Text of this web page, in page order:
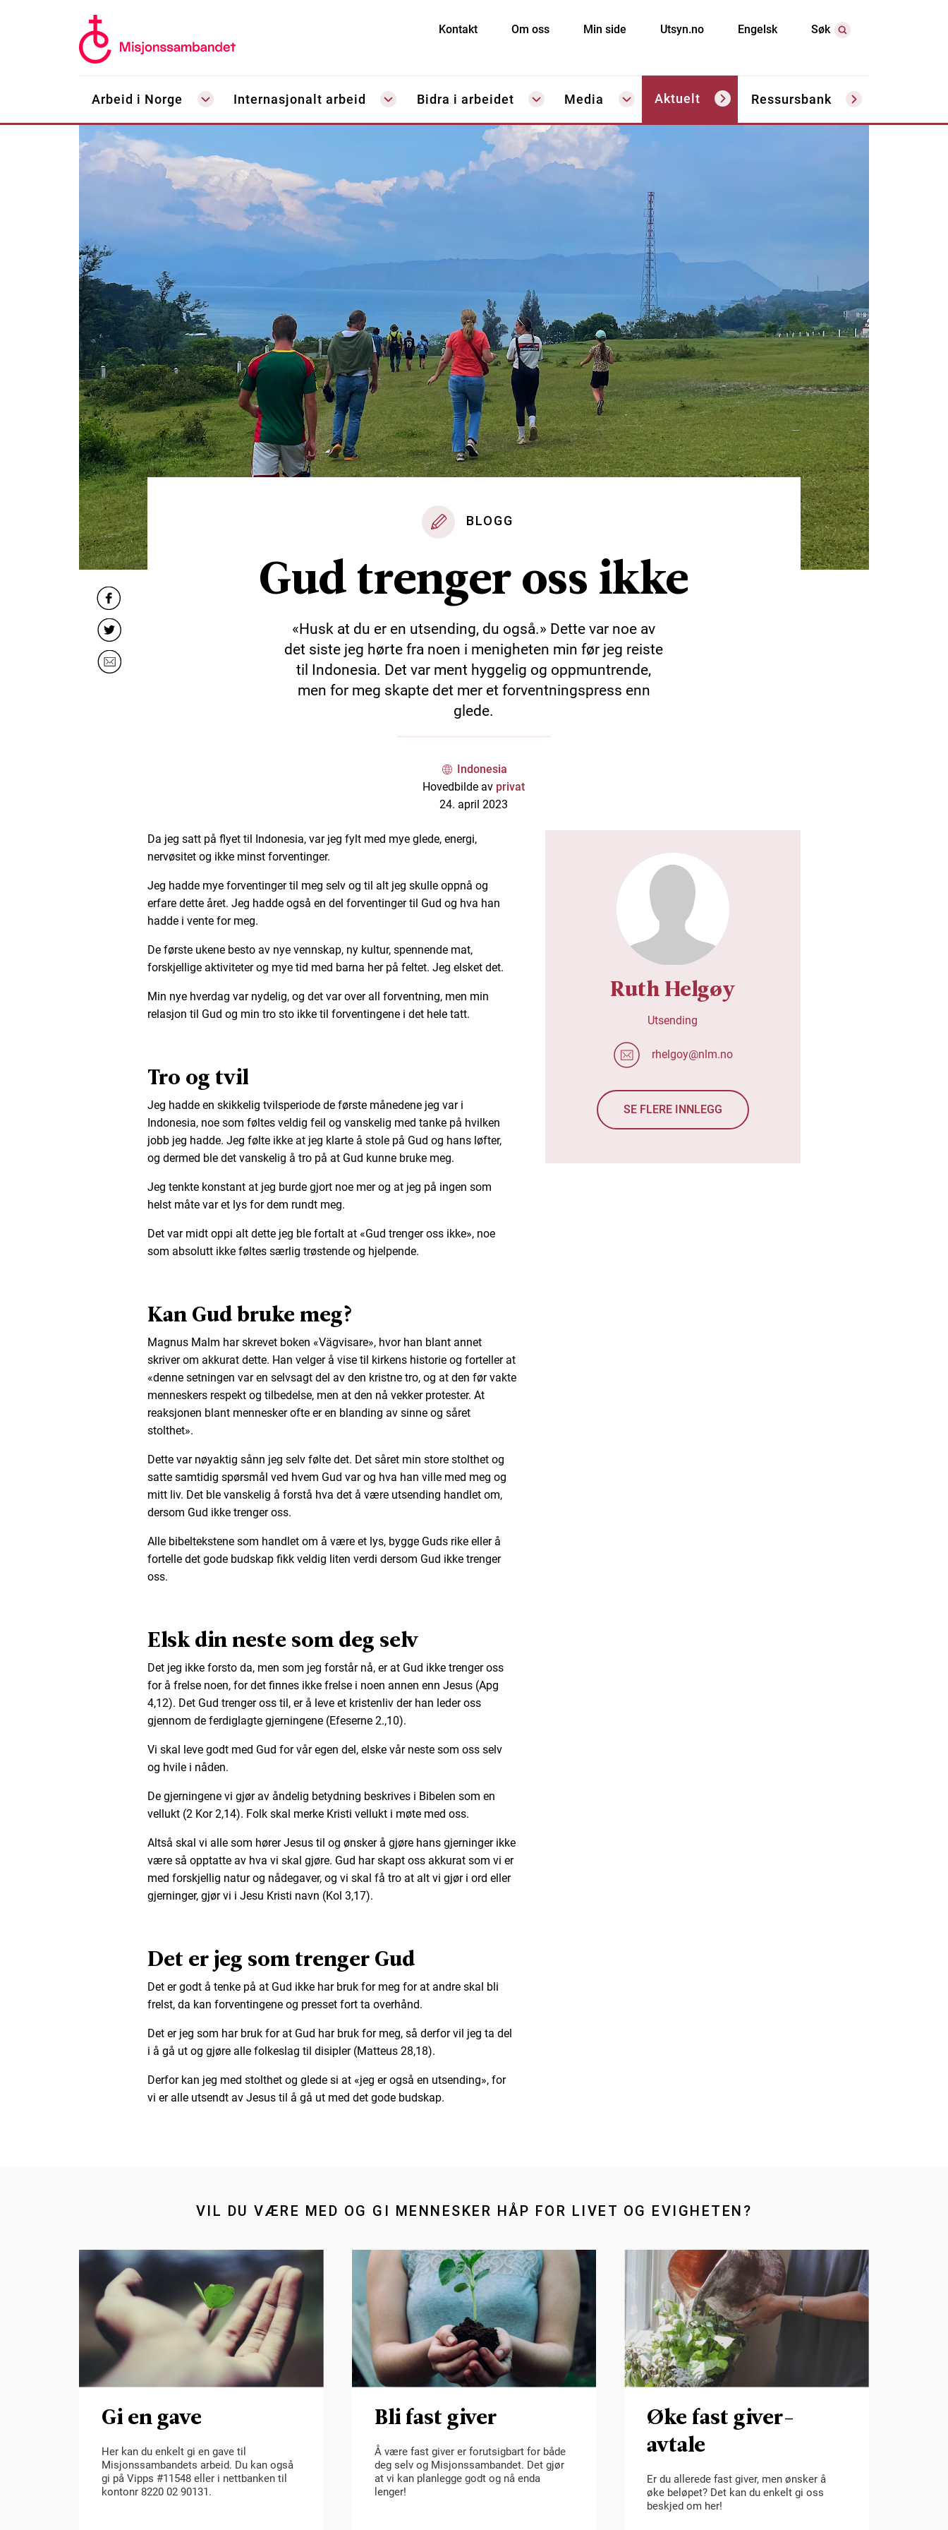
Kontakt Om oss Min side Utsyn.no Engelsk Søk
Arbeid i Norge Internasjonalt arbeid Bidra i arbeidet Media Aktuelt Ressursbank
BLOGG
Gud trenger oss ikke
«Husk at du er en utsending, du også.» Dette var noe av
det siste jeg hørte fra noen i menigheten min før jeg reiste
til Indonesia. Det var ment hyggelig og oppmuntrende,
men for meg skapte det mer et forventningspress enn
glede.
Indonesia
Hovedbilde av privat
24. april 2023
Da jeg satt på flyet til Indonesia, var jeg fylt med mye glede, energi,
nervøsitet og ikke minst forventinger.
Jeg hadde mye forventinger til meg selv og til alt jeg skulle oppnå og
erfare dette året. Jeg hadde også en del forventinger til Gud og hva han
hadde i vente for meg.
De første ukene besto av nye vennskap, ny kultur, spennende mat,
forskjellige aktiviteter og mye tid med barna her på feltet. Jeg elsket det.
Min nye hverdag var nydelig, og det var over all forventning, men min
relasjon til Gud og min tro sto ikke til forventingene i det hele tatt.
Tro og tvil
Jeg hadde en skikkelig tvilsperiode de første månedene jeg var i
Indonesia, noe som føltes veldig feil og vanskelig med tanke på hvilken
jobb jeg hadde. Jeg følte ikke at jeg klarte å stole på Gud og hans løfter,
og dermed ble det vanskelig å tro på at Gud kunne bruke meg.
Jeg tenkte konstant at jeg burde gjort noe mer og at jeg på ingen som
helst måte var et lys for dem rundt meg.
Det var midt oppi alt dette jeg ble fortalt at «Gud trenger oss ikke», noe
som absolutt ikke føltes særlig trøstende og hjelpende.
Kan Gud bruke meg?
Magnus Malm har skrevet boken «Vägvisare», hvor han blant annet
skriver om akkurat dette. Han velger å vise til kirkens historie og forteller at
«denne setningen var en selvsagt del av den kristne tro, og at den før vakte
menneskers respekt og tilbedelse, men at den nå vekker protester. At
reaksjonen blant mennesker ofte er en blanding av sinne og såret
stolthet».
Dette var nøyaktig sånn jeg selv følte det. Det såret min store stolthet og
satte samtidig spørsmål ved hvem Gud var og hva han ville med meg og
mitt liv. Det ble vanskelig å forstå hva det å være utsending handlet om,
dersom Gud ikke trenger oss.
Alle bibeltekstene som handlet om å være et lys, bygge Guds rike eller å
fortelle det gode budskap fikk veldig liten verdi dersom Gud ikke trenger
oss.
Elsk din neste som deg selv
Det jeg ikke forsto da, men som jeg forstår nå, er at Gud ikke trenger oss
for å frelse noen, for det finnes ikke frelse i noen annen enn Jesus (Apg
4,12). Det Gud trenger oss til, er å leve et kristenliv der han leder oss
gjennom de ferdiglagte gjerningene (Efeserne 2.,10).
Vi skal leve godt med Gud for vår egen del, elske vår neste som oss selv
og hvile i nåden.
De gjerningene vi gjør av åndelig betydning beskrives i Bibelen som en
vellukt (2 Kor 2,14). Folk skal merke Kristi vellukt i møte med oss.
Altså skal vi alle som hører Jesus til og ønsker å gjøre hans gjerninger ikke
være så opptatte av hva vi skal gjøre. Gud har skapt oss akkurat som vi er
med forskjellig natur og nådegaver, og vi skal få tro at alt vi gjør i ord eller
gjerninger, gjør vi i Jesu Kristi navn (Kol 3,17).
Det er jeg som trenger Gud
Det er godt å tenke på at Gud ikke har bruk for meg for at andre skal bli
frelst, da kan forventingene og presset fort ta overhånd.
Det er jeg som har bruk for at Gud har bruk for meg, så derfor vil jeg ta del
i å gå ut og gjøre alle folkeslag til disipler (Matteus 28,18).
Derfor kan jeg med stolthet og glede si at «jeg er også en utsending», for
vi er alle utsendt av Jesus til å gå ut med det gode budskap.
Ruth Helgøy
Utsending
rhelgoy@nlm.no
SE FLERE INNLEGG
VIL DU VÆRE MED OG GI MENNESKER HÅP FOR LIVET OG EVIGHETEN?
Gi en gave
Her kan du enkelt gi en gave til
Misjonssambandets arbeid. Du kan også
gi på Vipps #11548 eller i nettbanken til
kontonr 8220 02 90131.
Bli fast giver
Å være fast giver er forutsigbart for både
deg selv og Misjonssambandet. Det gjør
at vi kan planlegge godt og nå enda
lenger!
Øke fast giver-
avtale
Er du allerede fast giver, men ønsker å
øke beløpet? Det kan du enkelt gi oss
beskjed om her!